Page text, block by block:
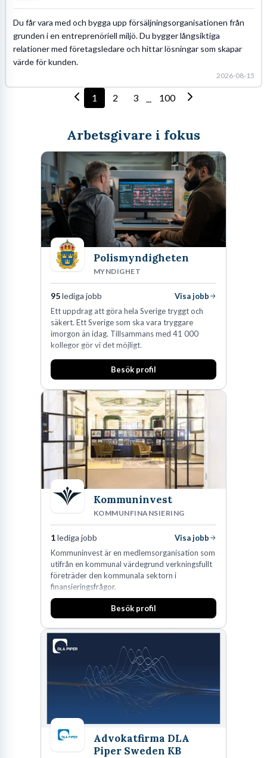
Du får vara med och bygga upp försäljningsorganisationen från
grunden i en entreprenöriell miljö. Du bygger långsiktiga
relationer med företagsledare och hittar lösningar som skapar
värde för kunden.
2026-08-15
1 2 3 ... 100
Arbetsgivare i fokus
Polismyndigheten
MYNDIGHET
95lediga jobb
Visa jobb
Ett uppdrag att göra hela Sverige tryggt och
säkert. Ett Sverige som ska vara tryggare
imorgon än idag. Tillsammans med 41 000
kollegor gör vi det möjligt.
Besök profil
Kommuninvest
KOMMUNFINANSIERING
1lediga jobb
Visa jobb
Kommuninvest är en medlemsorganisation som
utifrån en kommunal värdegrund verkningsfullt
företräder den kommunala sektorn i
finansieringsfrågor.
Besök profil
Advokatfirma DLA
Piper Sweden KB